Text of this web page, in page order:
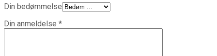
Din bedømmelse
Din anmeldelse *